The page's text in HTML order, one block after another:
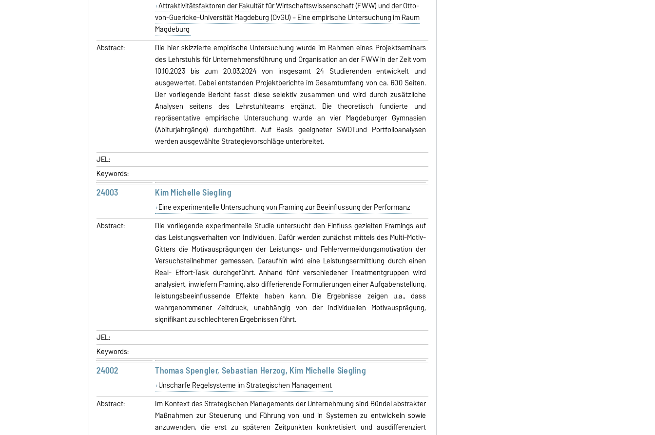
Attraktivitätsfaktoren der Fakultät für Wirtschaftswissenschaft (FWW) und der Otto-
von-Guericke-Universität Magdeburg (OvGU) – Eine empirische Untersuchung im Raum
Magdeburg
Abstract:
Die hier skizzierte empirische Untersuchung wurde im Rahmen eines Projektseminars
des Lehrstuhls für Unternehmensführung und Organisation an der FWW in der Zeit vom
10.10.2023 bis zum 20.03.2024 von insgesamt 24 Studierenden entwickelt und
ausgewertet. Dabei entstanden Projektberichte im Gesamtumfang von ca. 600 Seiten.
Der vorliegende Bericht fasst diese selektiv zusammen und wird durch zusätzliche
Analysen seitens des Lehrstuhlteams ergänzt. Die theoretisch fundierte und
repräsentative empirische Untersuchung wurde an vier Magdeburger Gymnasien
(Abiturjahrgänge) durchgeführt. Auf Basis geeigneter SWOTund Portfolioanalysen
werden ausgewählte Strategievorschläge unterbreitet.
JEL:
Keywords:
24003 Kim Michelle Siegling
Eine experimentelle Untersuchung von Framing zur Beeinflussung der Performanz
Abstract:
Die vorliegende experimentelle Studie untersucht den Einfluss gezielten Framings auf
das Leistungsverhalten von Individuen. Dafür werden zunächst mittels des Multi-Motiv-
Gitters die Motivausprägungen der Leistungs- und Fehlervermeidungsmotivation der
Versuchsteilnehmer gemessen. Daraufhin wird eine Leistungsermittlung durch einen
Real- Effort-Task durchgeführt. Anhand fünf verschiedener Treatmentgruppen wird
analysiert, inwiefern Framing, also differierende Formulierungen einer Aufgabenstellung,
leistungsbeeinflussende Effekte haben kann. Die Ergebnisse zeigen u.a., dass
wahrgenommener Zeitdruck, unabhängig von der individuellen Motivausprägung,
signifikant zu schlechteren Ergebnissen führt.
JEL:
Keywords:
24002 Thomas Spengler, Sebastian Herzog, Kim Michelle Siegling
Unscharfe Regelsysteme im Strategischen Management
Abstract:
Im Kontext des Strategischen Managements der Unternehmung sind Bündel abstrakter
Maßnahmen zur Steuerung und Führung von und in Systemen zu entwickeln sowie
anzuwenden, die erst zu späteren Zeitpunkten konkretisiert und ausdifferenziert